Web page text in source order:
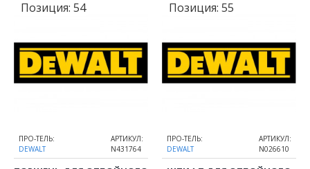
Позиция: 54
ПРО-ТЕЛЬ:
DEWALT
АРТИКУЛ:
N431764
Позиция: 55
ПРО-ТЕЛЬ:
DEWALT
АРТИКУЛ:
N026610